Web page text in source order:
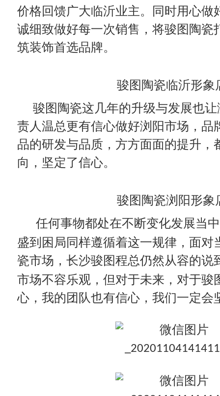
价格回馈广大临沂业主。同时用心做
诚细致做好每一次销售，将骏图陶瓷
筑装饰首选品牌。
骏图陶瓷临沂形象
骏图陶瓷这几年的升级与发展也
责人温总更有信心做好浏阳市场，品
品的研发与品质，方方面面的提升，
向，坚定了信心。
骏图陶瓷浏阳形象
任何事物都处在不断变化发展当
盛到困局同样遵循着这一规律，面对
瓷市场，长沙骏图程总仍然从容的说
市场不容乐观，但对于未来，对于骏
心，我的团队也有信心，我们一定会